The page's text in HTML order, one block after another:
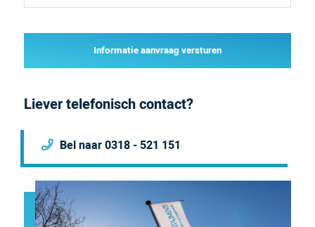
Informatie aanvraag versturen
Liever telefonisch contact?
Bel naar 0318 - 521 151